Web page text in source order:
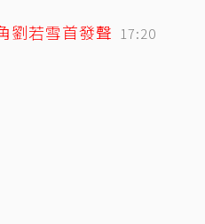
劉若雪首發聲 17:20